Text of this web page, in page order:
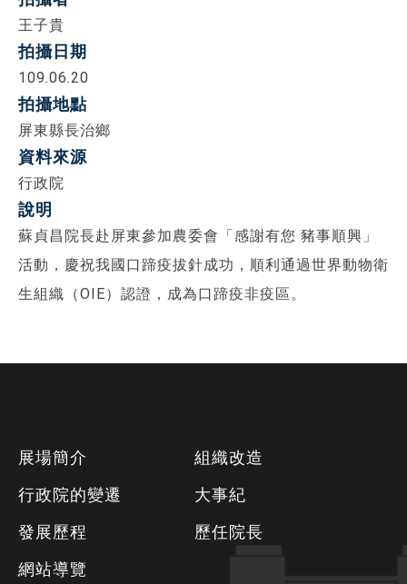
王子貴
拍攝日期
109.06.20
拍攝地點
屏東縣長治鄉
資料來源
行政院
說明
蘇貞昌院長赴屏東參加農委會「感謝有您 豬事順興」
活動，慶祝我國口蹄疫拔針成功，順利通過世界動物衛
生組織（OIE）認證，成為口蹄疫非疫區。
展場簡介
行政院的變遷
發展歷程
網站導覽
組織改造
大事紀
歷任院長